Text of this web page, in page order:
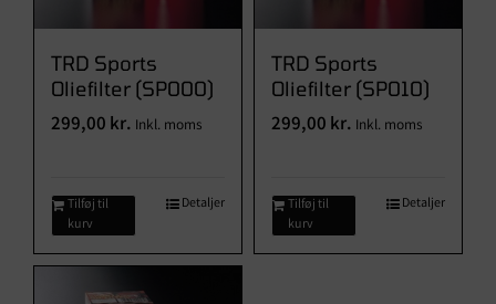
Kontakt Os
TRD Sports
Oliefilter (SP000)
299,00 kr. Inkl. moms
Tilføj til
kurv
Detaljer
TRD Sports
Oliefilter (SP010)
299,00 kr. Inkl. moms
Tilføj til
kurv
Detaljer